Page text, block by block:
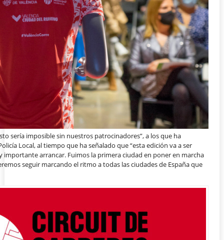
sería imposible sin nuestros patrocinadores”, a los que ha
Local, al tiempo que ha señalado que “esta edición va a ser
importante arrancar. Fuimos la primera ciudad en poner en marcha
seguir marcando el ritmo a todas las ciudades de España que